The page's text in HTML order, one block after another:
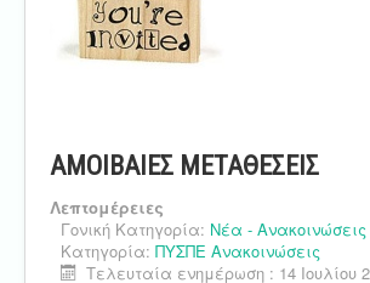
ΑΜΟΙΒΑΙΕΣ ΜΕΤΑΘΕΣΕΙΣ
Λεπτομέρειες
Γονική Κατηγορία: Νέα - Ανακοινώσεις
Κατηγορία: ΠΥΣΠΕ Ανακοινώσεις
Τελευταία ενημέρωση : 14 Ιουλίου